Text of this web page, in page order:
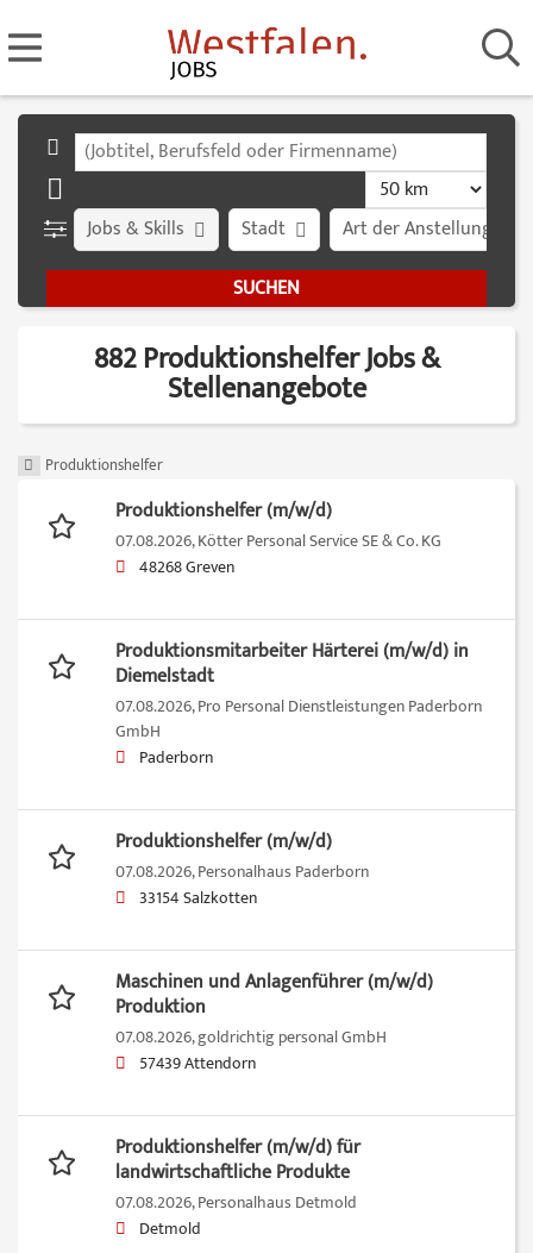
Stadt Art der Anstellung
Jobs & Skills
882 Produktionshelfer Jobs &
Stellenangebote
Produktionshelfer
Produktionshelfer (m/w/d)
07.08.2026,Kötter Personal Service SE & Co. KG
48268 Greven
Produktionsmitarbeiter Härterei (m/w/d) in
Diemelstadt
07.08.2026,Pro Personal Dienstleistungen Paderborn
GmbH
Paderborn
Produktionshelfer (m/w/d)
07.08.2026,Personalhaus Paderborn
33154 Salzkotten
Maschinen und Anlagenführer (m/w/d)
Produktion
07.08.2026,goldrichtig personal GmbH
57439 Attendorn
Produktionshelfer (m/w/d) für
landwirtschaftliche Produkte
07.08.2026,Personalhaus Detmold
Detmold